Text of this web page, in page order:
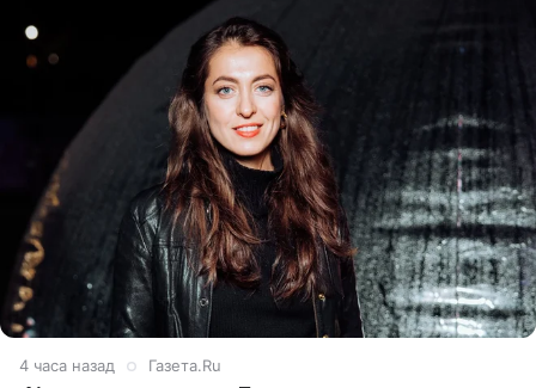
4 часа назад Газета.Ru